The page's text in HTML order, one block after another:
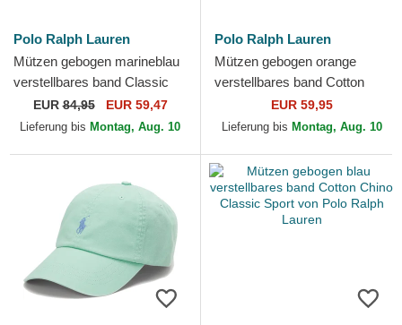
Polo Ralph Lauren
Mützen gebogen marineblau
verstellbares band Classic
Sport von Polo Ralph Lauren
EUR84,95 EUR 59,47
Lieferung bis Montag, Aug. 10
Polo Ralph Lauren
Mützen gebogen orange
verstellbares band Cotton
Chino Classic Sport von Polo
Ralph Lauren
EUR 59,95
Lieferung bis Montag, Aug. 10